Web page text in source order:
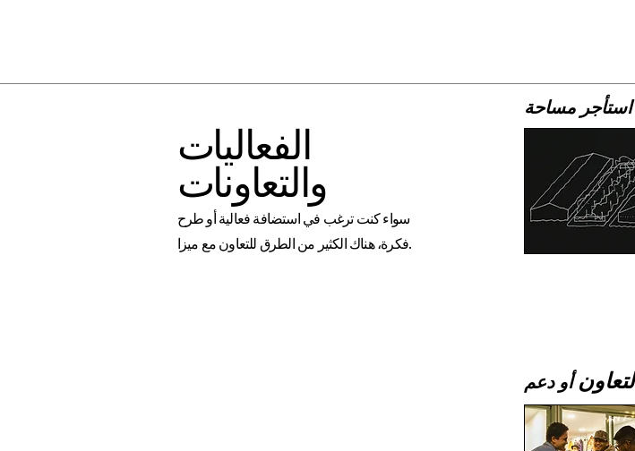
الفعاليات
والتعاونات
سواء كنت ترغب في استضافة فعالية أو طرح
فكرة، هناك الكثير من الطرق للتعاون مع ميزا.
استأجر مساحة
لتعاون أو دعم